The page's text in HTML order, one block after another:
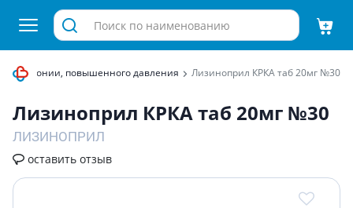
гипертонии, повышенного давления Лизиноприл КРКА таб 20мг №30
Лизиноприл КРКА таб 20мг №30
ЛИЗИНОПРИЛ
оставить отзыв